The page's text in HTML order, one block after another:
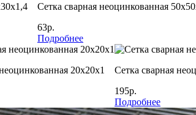
Сетка сварная неоцинкованная
63р.
Подробнее
20х20х1
Сетка сварная
195р.
Подробнее